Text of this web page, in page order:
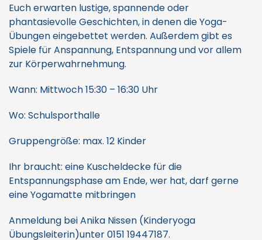
Euch erwarten lustige, spannende oder
phantasievolle Geschichten, in denen die Yoga-
Übungen eingebettet werden. Außerdem gibt es
Spiele für Anspannung, Entspannung und vor allem
zur Körperwahrnehmung.
Wann: Mittwoch 15:30 – 16:30 Uhr
Wo: Schulsporthalle
Gruppengröße: max. 12 Kinder
Ihr braucht: eine Kuscheldecke für die
Entspannungsphase am Ende, wer hat, darf gerne
eine Yogamatte mitbringen
Anmeldung bei Anika Nissen (Kinderyoga
Übungsleiterin)unter 0151 19447187.